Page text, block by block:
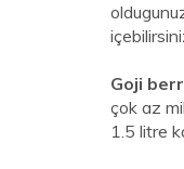
Goji
çok az
1.5 litre